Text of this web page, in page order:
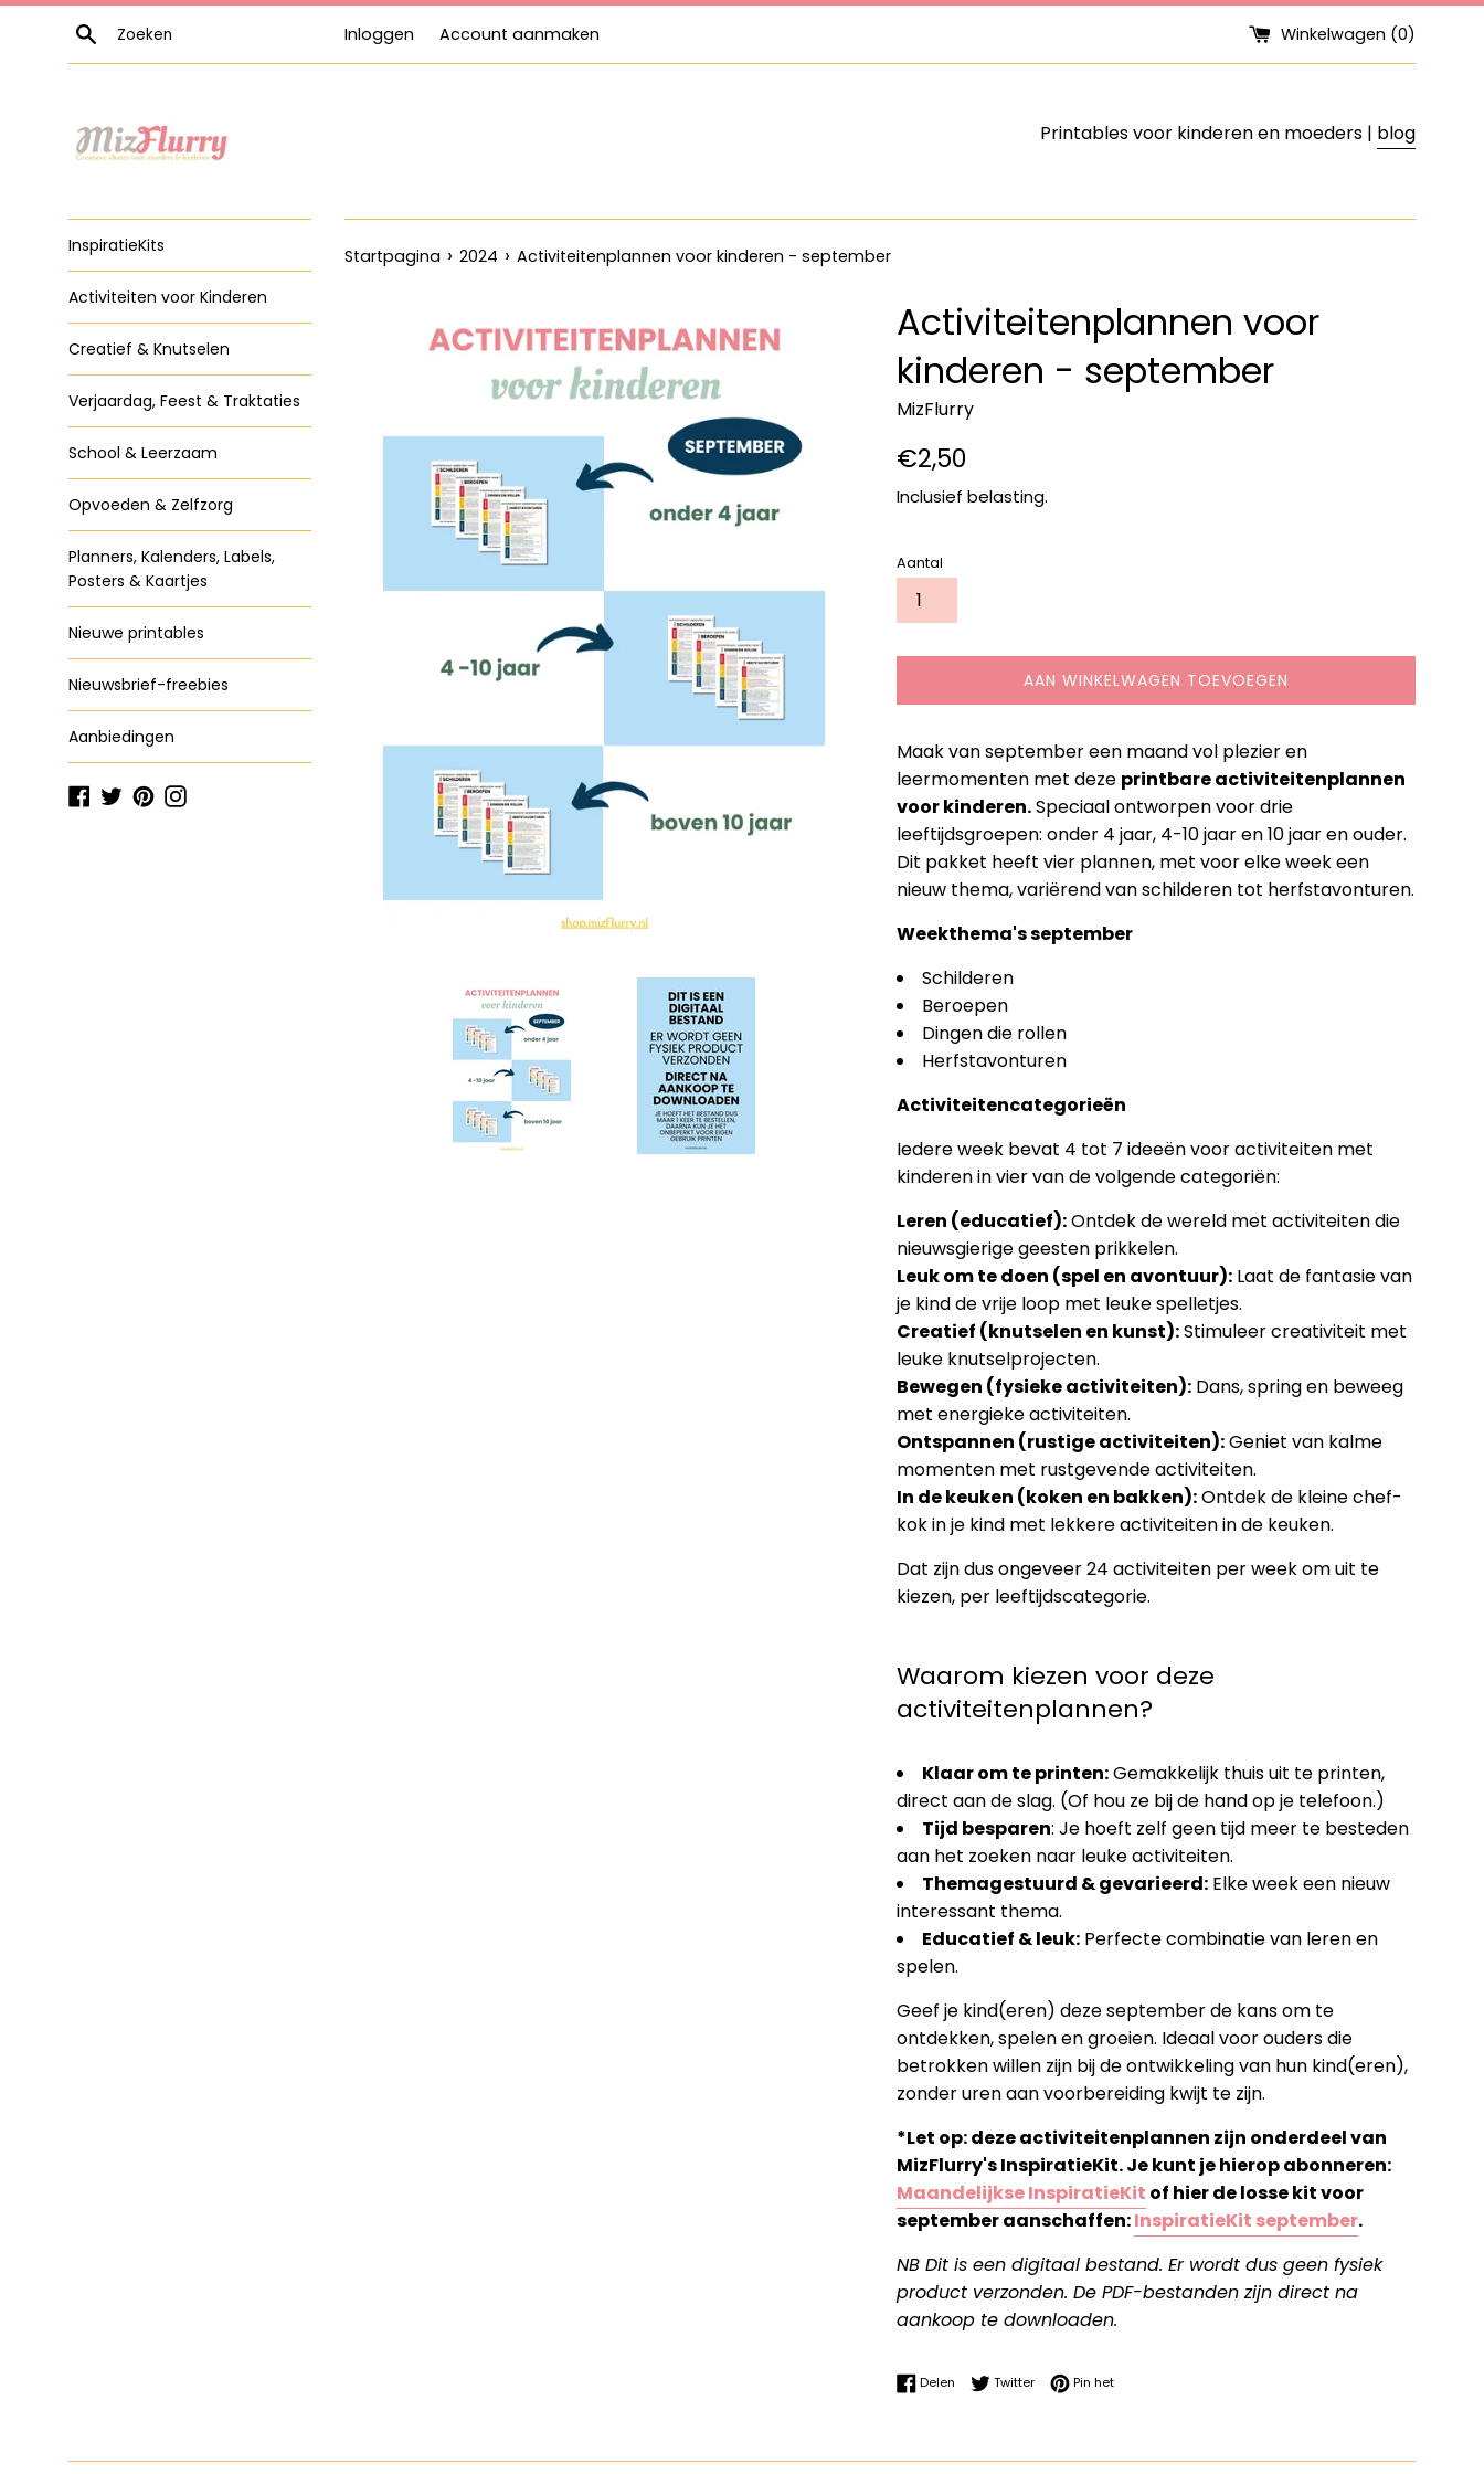
Meteen
Zoeken Inloggen Account aanmaken Winkelwagen (0)
Printables voor kinderen en moeders | blog
InspiratieKits
Activiteiten voor Kinderen
Creatief & Knutselen
Verjaardag, Feest & Traktaties
School & Leerzaam
Opvoeden & Zelfzorg
Planners, Kalenders, Labels,
Posters & Kaartjes
Nieuwe printables
Nieuwsbrief-freebies
Aanbiedingen
Facebook
TwitterPinterestInstagram
Startpagina › 2024 › Activiteitenplannen voor kinderen - september
Activiteitenplannen voor
kinderen - september
MizFlurry
Normale
€2,50
Inclusief belasting.
Aantal
AAN WINKELWAGEN TOEVOEGEN
Maak van september een maand vol plezier en
leermomenten met deze printbare activiteitenplannen
voor kinderen.Speciaal ontworpen voor drie
leeftijdsgroepen: onder 4 jaar, 4-10 jaar en 10 jaar en ouder.
Dit pakket heeft vier plannen, met voor elke week een
nieuw thema, variërend van schilderen tot herfstavonturen.
Weekthema's september
Schilderen
Beroepen
Dingen die rollen
Herfstavonturen
Activiteitencategorieën
Iedere week bevat 4 tot 7 ideeën voor activiteiten met
kinderen in vier van de volgende categoriën:
Leren (educatief):Ontdek de wereld met activiteiten die
nieuwsgierige geesten prikkelen.
Leuk om te doen (spel en avontuur): Laat de fantasie van
je kind de vrije loop met leuke spelletjes.
Creatief (knutselen en kunst):Stimuleer creativiteit met
leuke knutselprojecten.
Bewegen (fysieke activiteiten): Dans, spring en beweeg
met energieke activiteiten.
Ontspannen (rustige activiteiten):Geniet van kalme
momenten met rustgevende activiteiten.
In de keuken (koken en bakken):Ontdek de kleine chef-
kok in je kind met lekkere activiteiten in de keuken.
Dat zijn dus ongeveer 24 activiteiten per week om uit te
kiezen, per leeftijdscategorie.
Waarom kiezen voor deze
activiteitenplannen?
Klaar om te printen:Gemakkelijk thuis uit te printen,
direct aan de slag. (Of hou ze bij de hand op je telefoon.)
Tijd besparen: Je hoeft zelf geen tijd meer te besteden
aan het zoeken naar leuke activiteiten.
Themagestuurd & gevarieerd: Elke week een nieuw
interessant thema.
Educatief & leuk: Perfecte combinatie van leren en
spelen.
Geef je kind(eren) deze september de kans om te
ontdekken, spelen en groeien. Ideaal voor ouders die
betrokken willen zijn bij de ontwikkeling van hun kind(eren),
zonder uren aan voorbereiding kwijt te zijn.
*Let op: deze activiteitenplannen zijn onderdeel van
MizFlurry's InspiratieKit. Je kunt je hierop abonneren:
Maandelijkse InspiratieKit of hier de losse kit voor
september aanschaffen:InspiratieKit september.
NB Dit is een digitaal bestand. Er wordt dus geen fysiek
product verzonden. De PDF-bestanden zijn direct na
aankoop te downloaden.
Delen Delen op Facebook
TwitterTwitteren op Twitter
Pin hetPinnen op Pinterest